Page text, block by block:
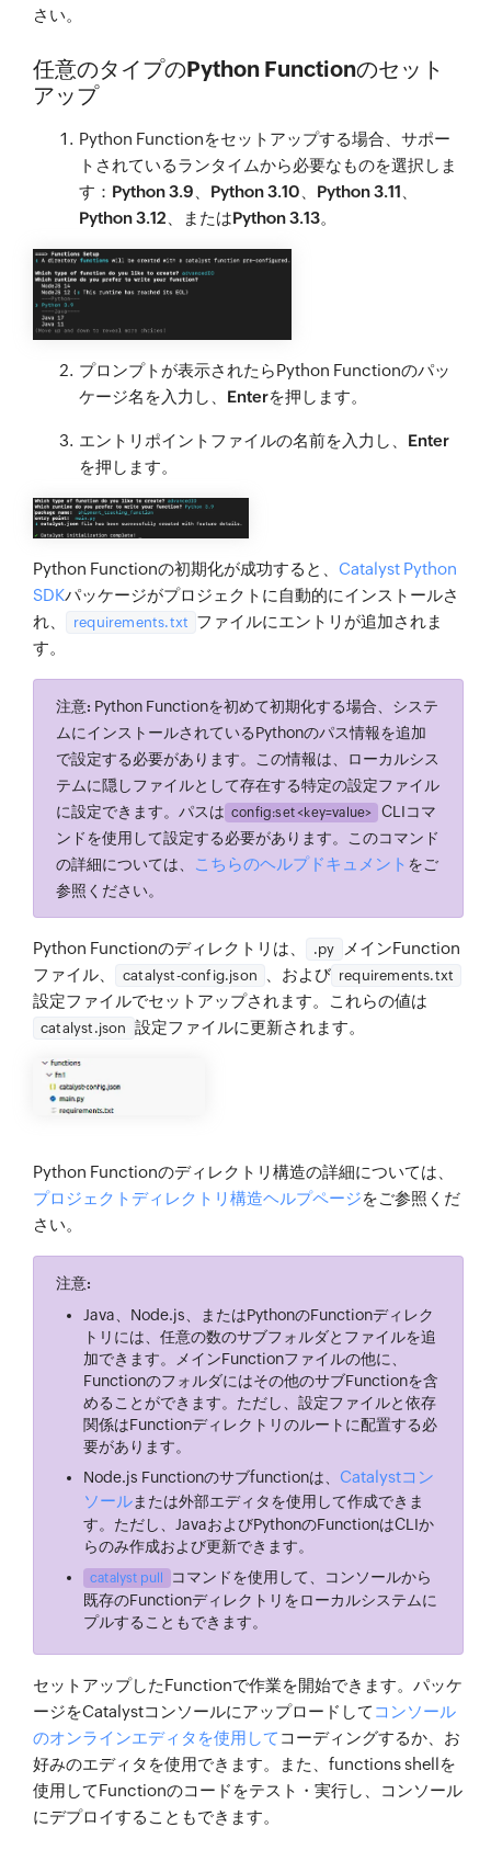
さい。
任意のタイプのPython Functionのセット
アップ
Python Functionをセットアップする場合、サポー
トされているランタイムから必要なものを選択しま
す： Python 3.9 Python 3.10 Python 3.11
Python 3.12 、またはPython 3.13。
プロンプトが表示されたらPython Functionのパッ
ケージ名を入力し、 Enterを押します。
エントリポイントファイルの名前を入力し、 Enter
を押します。
Python Functionの初期化が成功すると、 Catalyst Python
SDKパッケージがプロジェクトに自動的にインストールさ
れ、
requirements.txt ファイルにエントリが追加されま
す。
注意: Python Functionを初めて初期化する場合、システ
ムにインストールされているPythonのパス情報を追加
で設定する必要があります。この情報は、ローカルシス
テムに隠しファイルとして存在する特定の設定ファイル
に設定できます。パスは config:set <key=value>
CLIコマ
ンドを使用して設定する必要があります。このコマンド
の詳細については、
こちらのヘルプドキュメント をご
参照ください。
Python Functionのディレクトリは、 .py
メインFunction
ファイル、
catalyst-config.json 、および requirements.txt
設定ファイルでセットアップされます。これらの値は
catalyst.json 設定ファイルに更新されます。
Python Functionのディレクトリ構造の詳細については、
プロジェクトディレクトリ構造ヘルプページをご参照くだ
さい。
注意:
Java、Node.js、またはPythonのFunctionディレク
トリには、任意の数のサブフォルダとファイルを追
加できます。メインFunctionファイルの他に、
Functionのフォルダにはその他のサブFunctionを含
めることができます。ただし、設定ファイルと依存
関係はFunctionディレクトリのルートに配置する必
要があります。
Node.js Functionのサブfunctionは、 Catalystコン
ソールまたは外部エディタを使用して作成できま
す。ただし、JavaおよびPythonのFunctionはCLIか
らのみ作成および更新できます。
catalyst pull
コマンドを使用して、コンソールから
既存のFunctionディレクトリをローカルシステムに
プルすることもできます。
セットアップしたFunctionで作業を開始できます。パッケ
ージをCatalystコンソールにアップロードして コンソール
のオンラインエディタを使用して コーディングするか、お
好みのエディタを使用できます。また、functions shellを
使用してFunctionのコードをテスト・実行し、コンソール
にデプロイすることもできます。